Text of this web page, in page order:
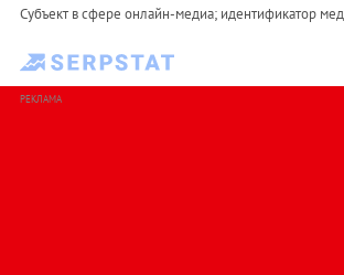
Субъект в сфере онлайн-медиа; идентификатор
РЕКЛАМА